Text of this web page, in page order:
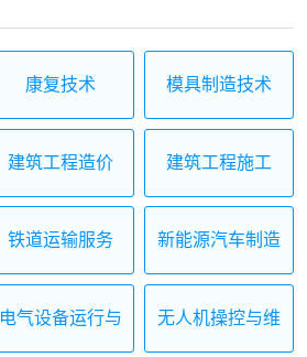
康复技术 模具制造技术
建筑工程造价 建筑工程施工
铁道运输服务
新能源汽车制造
电气设备运行与
无人机操控与维